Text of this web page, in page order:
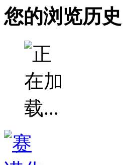
您的浏览历史